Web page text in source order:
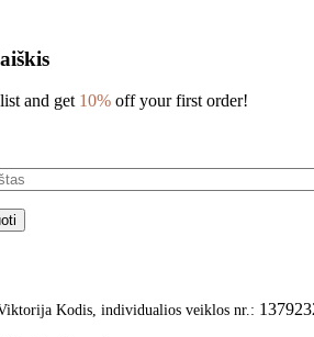
and get 10% off your first order!
Kodis, individualios veiklos nr.: